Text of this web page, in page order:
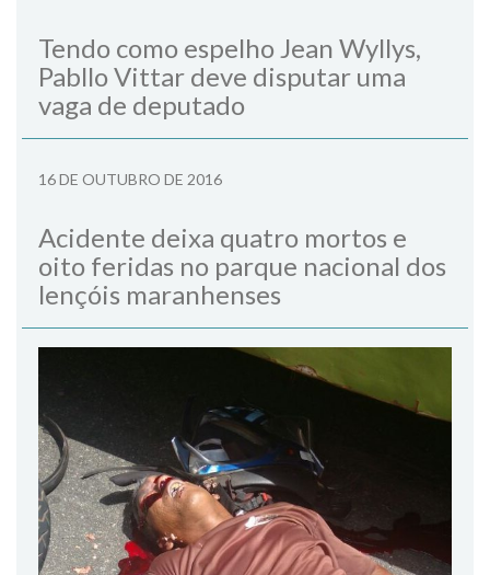
Tendo como espelho Jean Wyllys,
Pabllo Vittar deve disputar uma
vaga de deputado
16 DE OUTUBRO DE 2016
Acidente deixa quatro mortos e
oito feridas no parque nacional dos
lençóis maranhenses